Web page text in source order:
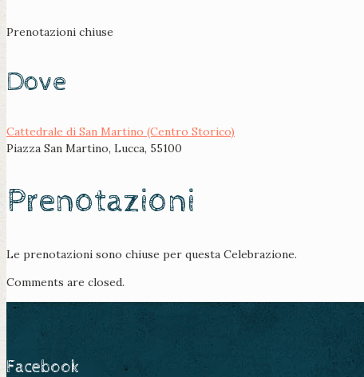
Prenotazioni chiuse
Dove
Cattedrale di San Martino (Centro Storico)
Piazza San Martino, Lucca, 55100
Prenotazioni
Le prenotazioni sono chiuse per questa Celebrazione.
Comments are closed.
Facebook